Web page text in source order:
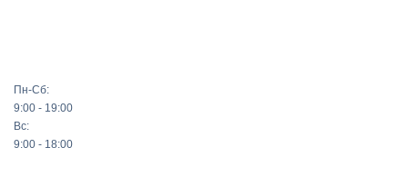
Пн-Сб:
9:00 - 19:00
Вс:
9:00 - 18:00